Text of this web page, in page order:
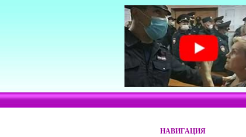
НАВИГАЦИЯ